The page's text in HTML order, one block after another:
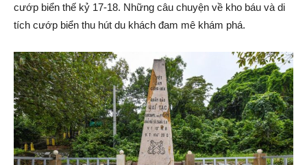
cướp biển thế kỷ 17-18. Những câu chuyện về kho báu và di
tích cướp biển thu hút du khách đam mê khám phá.